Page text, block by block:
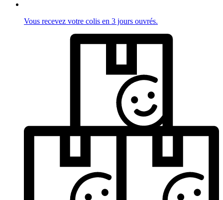
Vous recevez votre colis en 3 jours ouvrés.